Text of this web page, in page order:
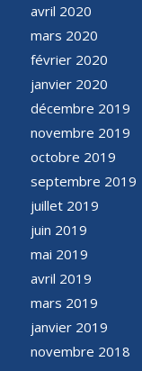
avril 2020
mars 2020
février 2020
janvier 2020
décembre 2019
novembre 2019
octobre 2019
septembre 2019
juillet 2019
juin 2019
mai 2019
avril 2019
mars 2019
janvier 2019
novembre 2018